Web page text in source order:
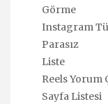
Görme
Instagram
Parasız
Liste
Reels Yorum
Sayfa Listesi